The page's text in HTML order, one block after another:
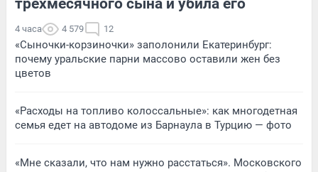
трехмесячного сына и убила его
4 часа 4 579 12
«Сыночки-корзиночки» заполонили Екатеринбург:
почему уральские парни массово оставили жен без
цветов
«Расходы на топливо колоссальные»: как многодетная
семья едет на автодоме из Барнаула в Турцию — фото
«Мне сказали, что нам нужно расстаться». Московского